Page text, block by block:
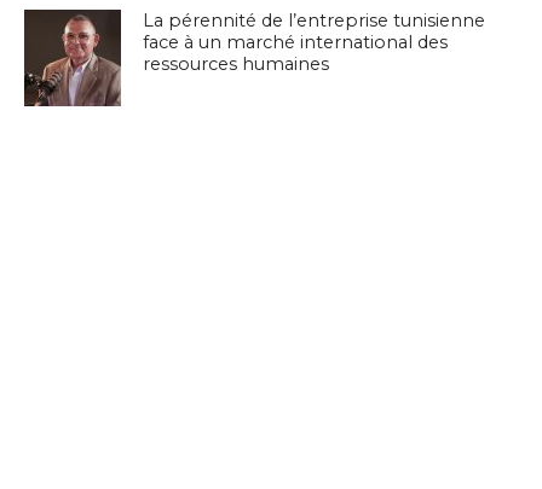
La pérennité de l’entreprise tunisienne
face à un marché international des
ressources humaines